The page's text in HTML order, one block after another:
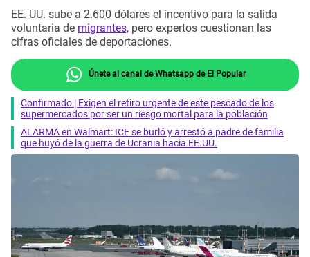
EE. UU. sube a 2.600 dólares el incentivo para la salida
voluntaria de migrantes, pero expertos cuestionan las
cifras oficiales de deportaciones.
Únete al canal de Whatsapp de El Popular
Confirmado | Exigen el retiro urgente de este pescado de los
supermercados por ser un riesgo mortal para la población
ALARMA en Walmart: ICE se burló y arrestó a padre de familia
que huyó de la guerra de Ucrania hacia EE.UU.